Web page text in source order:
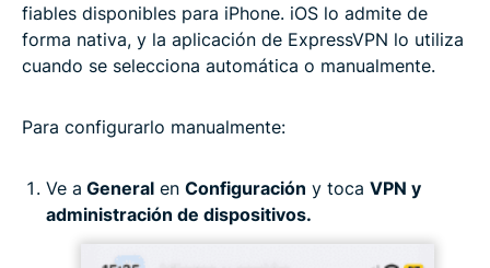
fiables disponibles para iPhone. iOS lo admite de
forma nativa, y la aplicación de ExpressVPN lo utiliza
cuando se selecciona automática o manualmente.
Para configurarlo manualmente:
Ve a General en Configuración y toca VPN y
administración de dispositivos.